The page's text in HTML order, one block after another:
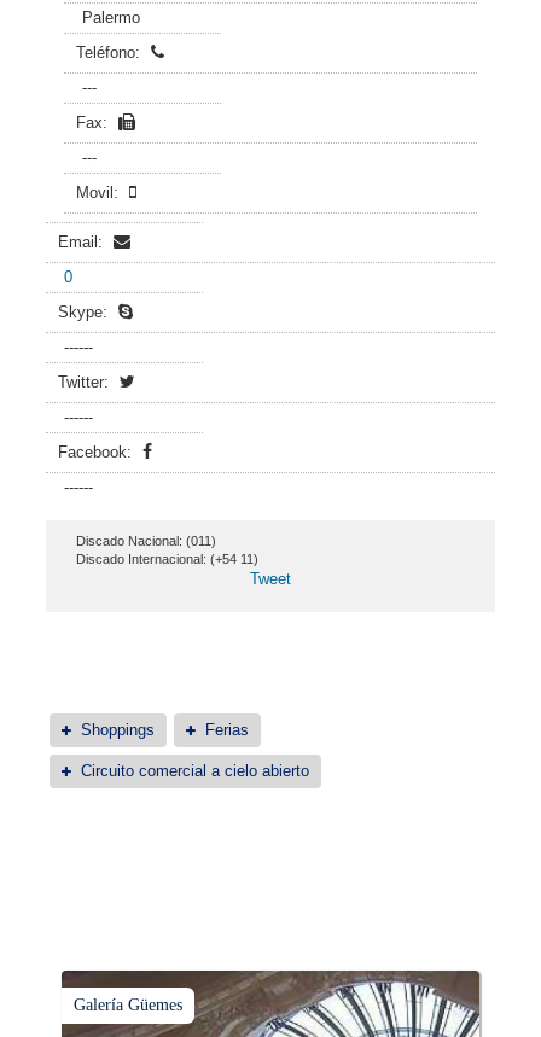
Palermo
Teléfono:
---
Fax:
---
Movil:
Email:
0
Skype:
------
Twitter:
------
Facebook:
------
Discado Nacional: (011)
Discado Internacional: (+54 11)
Tweet
Shoppings Ferias
Circuito comercial a cielo abierto
Galería Güemes